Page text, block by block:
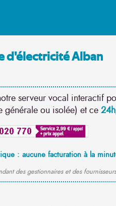
d'électricité Alban
serveur vocal interactif
générale ou isolée) et ce
: aucune facturation à la
des gestionnaires et des